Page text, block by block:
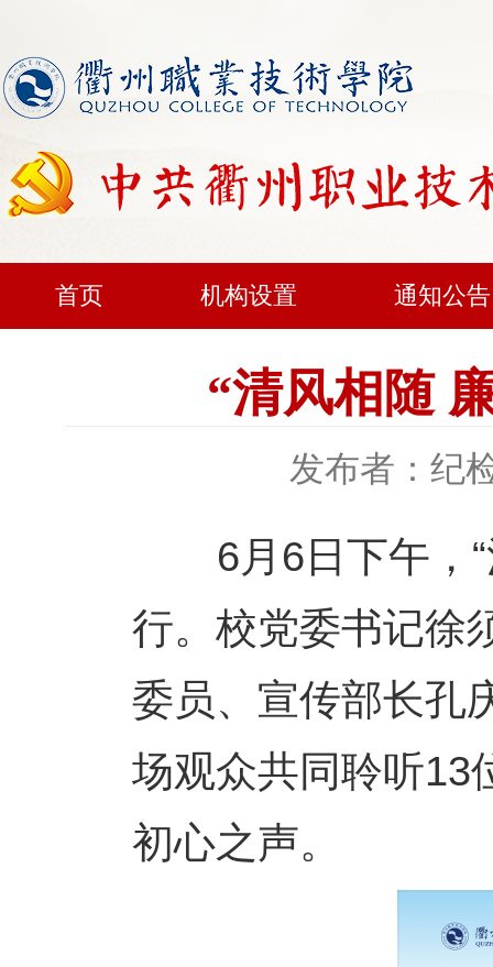
首页 机构设置 通知公告
“清风相随
发布者：纪
6月6日下午，“
行。校党委书记徐
委员、宣传部长孔
场观众共同聆听13
初心之声。